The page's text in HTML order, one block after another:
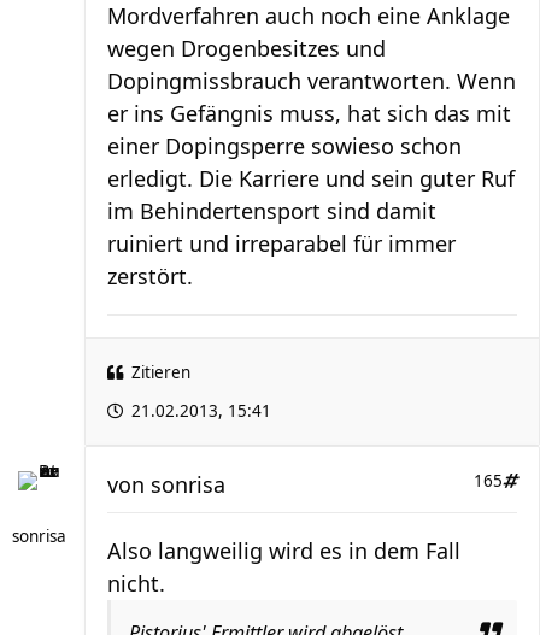
Mordverfahren auch noch eine Anklage
wegen Drogenbesitzes und
Dopingmissbrauch verantworten. Wenn
er ins Gefängnis muss, hat sich das mit
einer Dopingsperre sowieso schon
erledigt. Die Karriere und sein guter Ruf
im Behindertensport sind damit
ruiniert und irreparabel für immer
zerstört.
Zitieren
21.02.2013, 15:41
sonrisa
165
von sonrisa
Also langweilig wird es in dem Fall
nicht.